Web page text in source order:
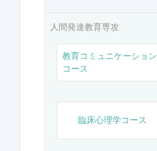
人間発達教育専攻
教育コミュニケーション
コース
臨床心理学コース